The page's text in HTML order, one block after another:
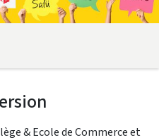
& Ecole de Commerce et